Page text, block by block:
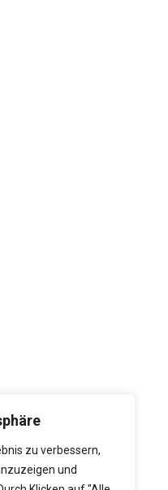
zu verbessern,
und